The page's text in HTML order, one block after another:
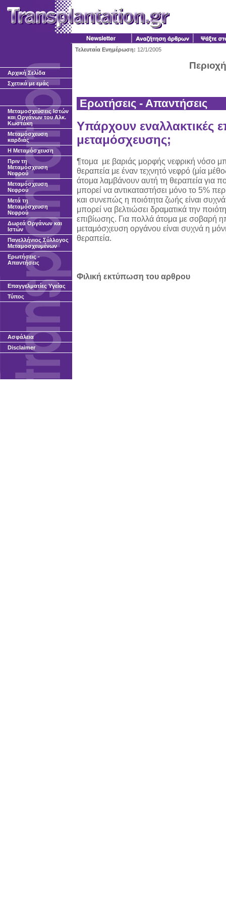
Τελευταία Ενημέρωση: 12/1/2005
Αρχική Σελίδα
Σχετικά με εμάς
Μεταμοσχεύσεις Ιστών
και Οργάνων του Αλκ.
Κωστάκη
Μεταμόσχευση
καρδιάς
H Μεταμόσχευση
Πριν τη
Μεταμόσχευση
Νεφρού
Μεταμόσχευση
Νεφρού
Μετά τη
Μεταμόσχευση
Νεφρού
Δωρεά Οργάνων και
Ιστών
Πανελλήνιος Σύλλογος
Μεταμοσχευμένων
Ερωτήσεις -
Απαντήσεις
Επαγγελματίες Υγείας
Τύπος
Ασφάλεια
Disclaimer
Ερωτήσεις - Απαντήσεις
Υπάρχουν εναλλακτικές
μεταμόσχευσης;
¶τομα με βαριάς μορφής νεφρική νόσο
θεραπεία με έναν τεχνητό νεφρό (μία
άτομα λαμβάνουν αυτή τη θεραπεία για
μπορεί να αντικαταστήσει μόνο το 5%
και συνεπώς η ποιότητα ζωής είναι
μπορεί να βελτιώσει δραματικά την
επιβίωσης. Για πολλά άτομα με σοβαρή
μεταμόσχευση οργάνου είναι συχνά η
θεραπεία.
Φιλική εκτύπωση του αρθρου